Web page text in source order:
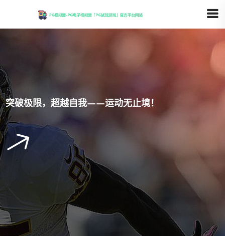
突破极限，超越自我——运动无止境！